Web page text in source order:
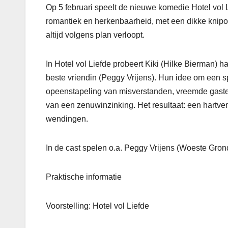
Op 5 februari speelt de nieuwe komedie Hotel
romantiek en herkenbaarheid, met een dikke
altijd volgens plan verloopt.
In Hotel vol Liefde probeert Kiki (Hilke Bierman)
beste vriendin (Peggy Vrijens). Hun idee om een
opeenstapeling van misverstanden, vreemde
van een zenuwinzinking. Het resultaat: een
wendingen.
In de cast spelen o.a. Peggy Vrijens (Woeste
Praktische informatie
Voorstelling: Hotel vol Liefde